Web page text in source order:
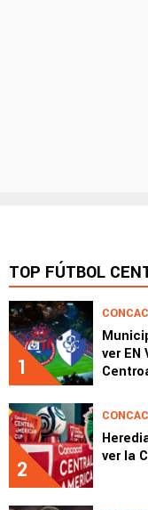
TOP FÚTBOL
1
ver EN
2
ver la